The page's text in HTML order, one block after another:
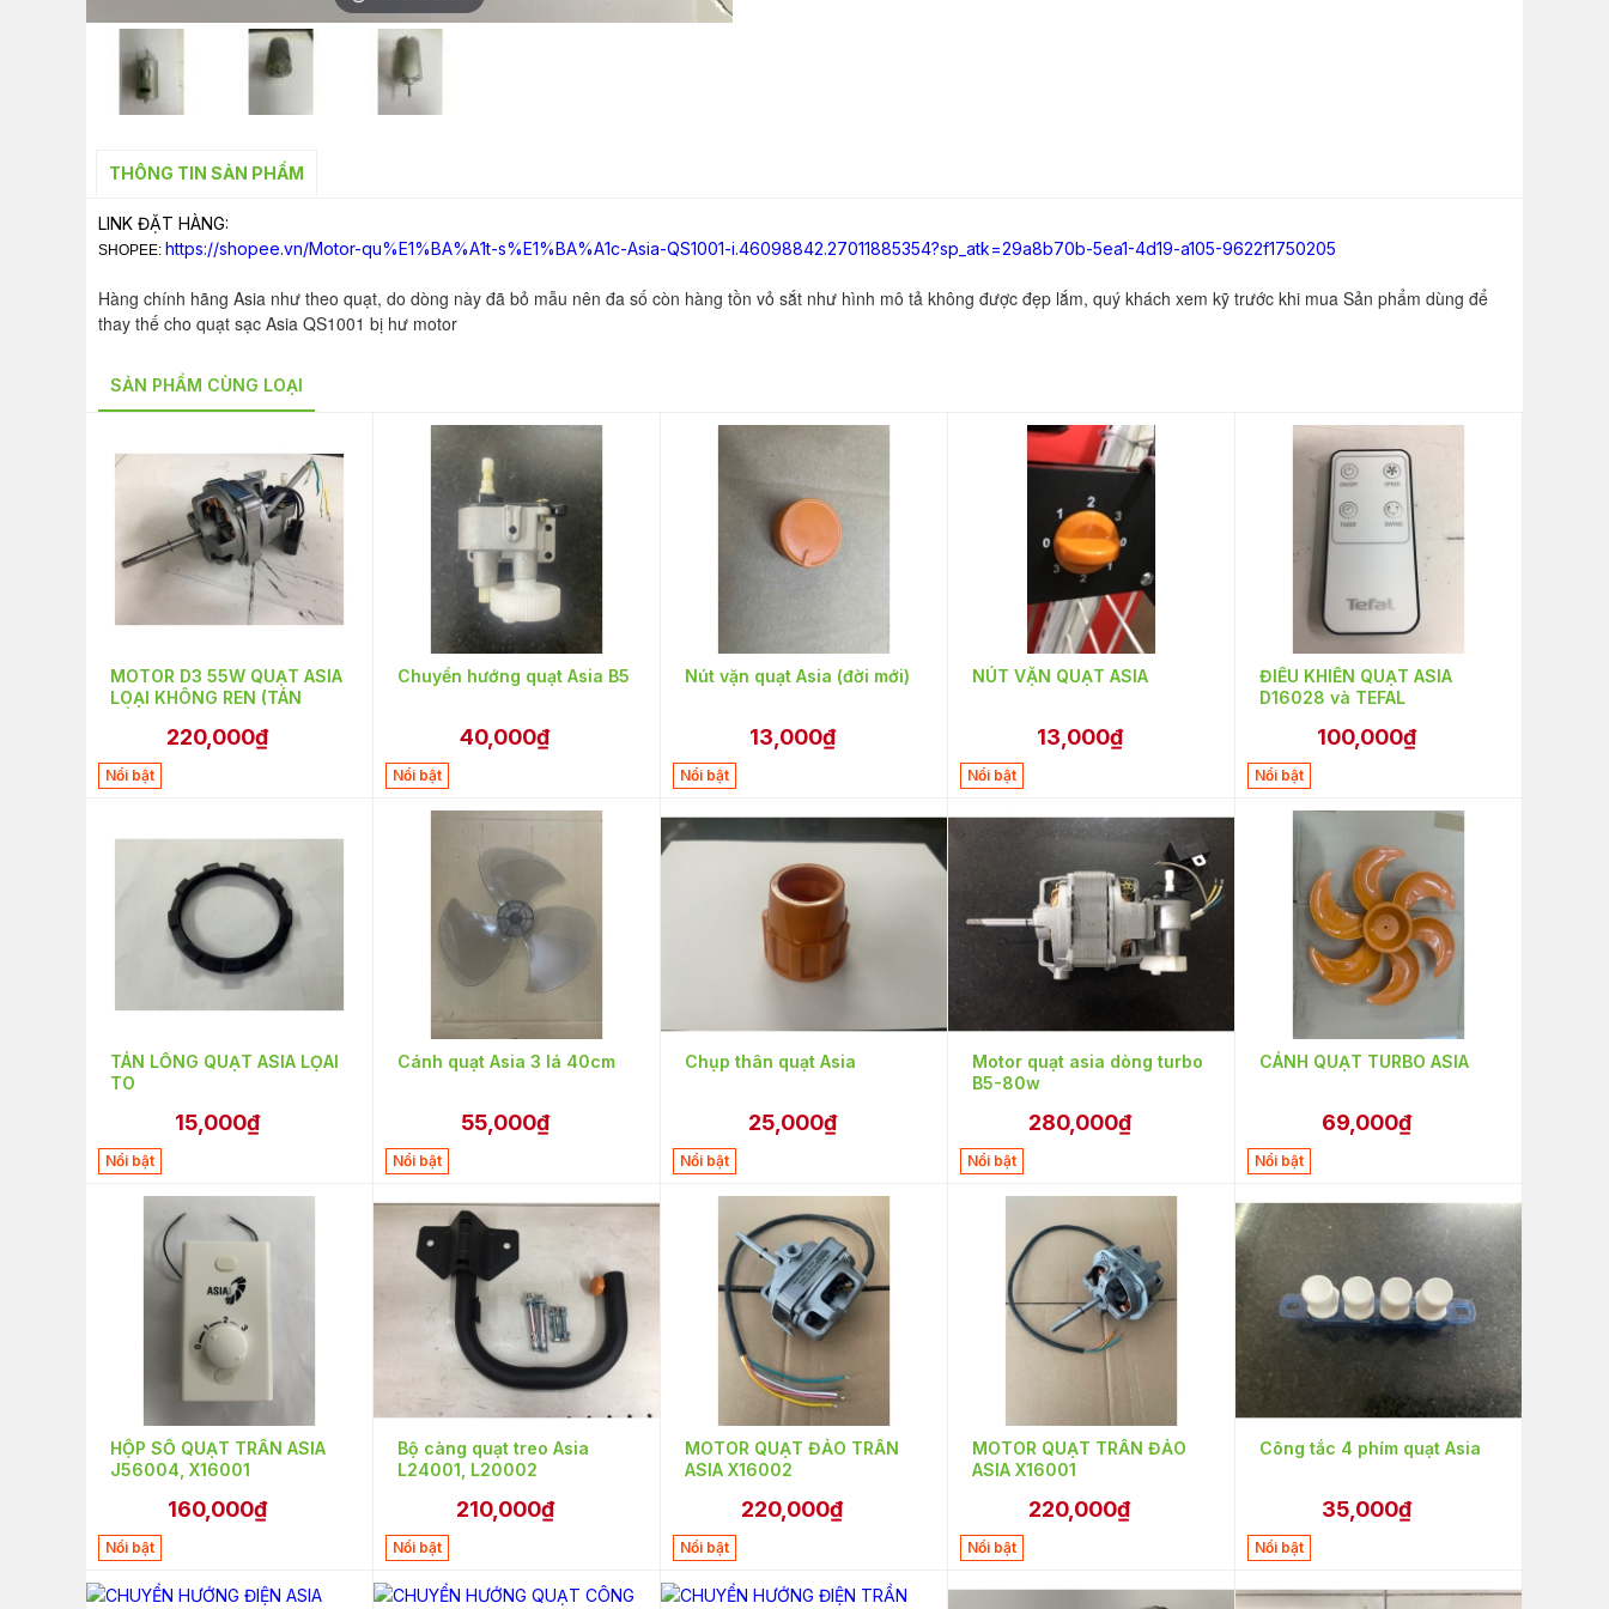
THÔNG TIN SẢN PHẨM
LINK ĐẶT HÀNG:
SHOPEE: https://shopee.vn/Motor-qu%E1%BA%A1t-s%E1%BA%A1c-Asia-QS1001-i.46098842.27011885354?sp_atk=29a8b70b-5ea1-4d19-a105-9622f1750205​
Hàng chính hãng Asia như theo quạt, do dòng này đã bỏ mẫu nên đa số còn hàng tồn vỏ sắt như hình mô tả không được đẹp lắm, quý khách xem kỹ trước khi mua Sản phẩm dùng để
thay thế cho quạt sạc Asia QS1001 bị hư motor
SẢN PHẨM CÙNG LOẠI
MOTOR D3 55W QUẠT ASIA
LOẠI KHÔNG REN (TÁN
220,000₫
Nổi bật
Chuyển hướng quạt Asia B5
40,000₫
Nổi bật
Nút vặn quạt Asia (đời mới)
13,000₫
Nổi bật
NÚT VẶN QUẠT ASIA
13,000₫
Nổi bật
ĐIỀU KHIỂN QUẠT ASIA
D16028 và TEFAL
100,000₫
Nổi bật
TÁN LỒNG QUẠT ASIA LỌAI
TO
15,000₫
Nổi bật
Cánh quạt Asia 3 lá 40cm
55,000₫
Nổi bật
Chụp thân quạt Asia
25,000₫
Nổi bật
Motor quạt asia dòng turbo
B5-80w
280,000₫
Nổi bật
CÁNH QUẠT TURBO ASIA
69,000₫
Nổi bật
HỘP SỐ QUẠT TRẦN ASIA
J56004, X16001
160,000₫
Nổi bật
Bộ càng quạt treo Asia
L24001, L20002
210,000₫
Nổi bật
MOTOR QUẠT ĐẢO TRẦN
ASIA X16002
220,000₫
Nổi bật
MOTOR QUẠT TRẦN ĐẢO
ASIA X16001
220,000₫
Nổi bật
Công tắc 4 phím quạt Asia
35,000₫
Nổi bật